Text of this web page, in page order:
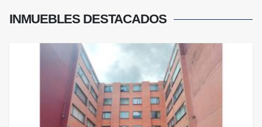
INMUEBLES DESTACADOS